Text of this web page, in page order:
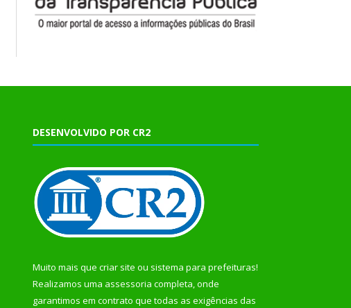
DESENVOLVIDO POR CR2
Muito mais que criar site ou sistema para prefeituras!
Realizamos uma assessoria completa, onde
garantimos em contrato que todas as exigências das